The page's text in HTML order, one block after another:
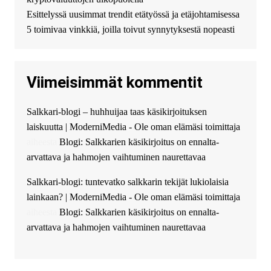
финансирование в долг без
избыточных вопросов и
документов? Тогда обратитесь
guest_4889 :Cmon Suomi 👏
The Admin: High five! You’ve
successfully installed Simple
Ajax Chat.
Esittelyssä uusimmat trendit etätyössä ja etäjohtamisessa
5 toimivaa vinkkiä, joilla toivut synnytyksestä nopeasti
Viimeisimmät kommentit
Salkkari-blogi – huhhuijaa taas käsikirjoituksen
laiskuutta | ModerniMedia - Ole oman elämäsi toimittaja
Blogi: Salkkarien käsikirjoitus on ennalta-
arvattava ja hahmojen vaihtuminen naurettavaa
Salkkari-blogi: tuntevatko salkkarin tekijät lukiolaisia
lainkaan? | ModerniMedia - Ole oman elämäsi toimittaja
Blogi: Salkkarien käsikirjoitus on ennalta-
arvattava ja hahmojen vaihtuminen naurettavaa